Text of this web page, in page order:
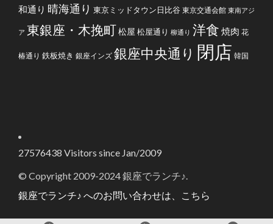
和通り 晴海通り 東京ミッドタウン日比谷 東京交通会館 東南アジ
ア 東銀座・木挽町松屋 松屋通り 柳通り 洋食 焼肉 花
椿通り 鉄板焼き 銀座インズ 銀座中央通り 閉店 韓国
27576438 Visitors since Jan/2009
© Copyright 2009-2024 銀座でランチ♪.
銀座でランチ♪ へのお問い合わせは、こちら